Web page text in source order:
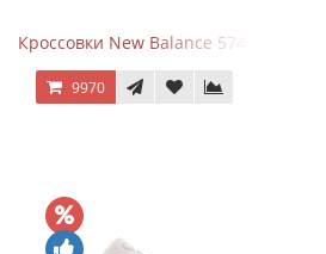
Кроссовки New Balance 574 Navy Grey
9970